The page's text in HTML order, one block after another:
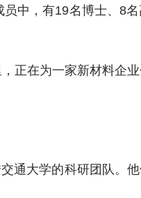
中，有19名博士、8
正在为一家新材料企
通大学的科研团队。